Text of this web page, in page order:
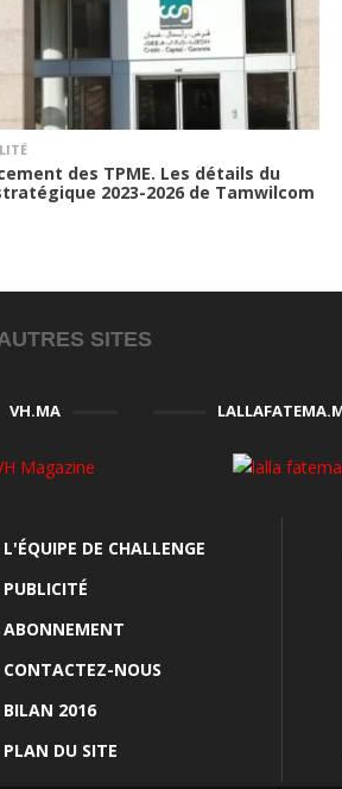
des TPME. Les détails du
2023-2026 de Tamwilcom
SITES
VH.MA
L'ÉQUIPE DE CHALLENGE
PUBLICITÉ
ABONNEMENT
CONTACTEZ-NOUS
BILAN 2016
PLAN DU SITE